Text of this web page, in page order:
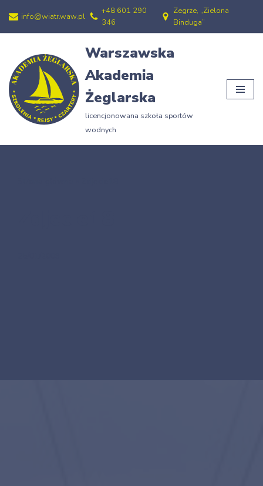
Przejdź
treści
info@wiatr.waw.pl
+48 601 290
346
Zegrze, „Zielona
Binduga”
Warszawska
Akademia
Żeglarska
licencjonowana szkoła sportów
wodnych